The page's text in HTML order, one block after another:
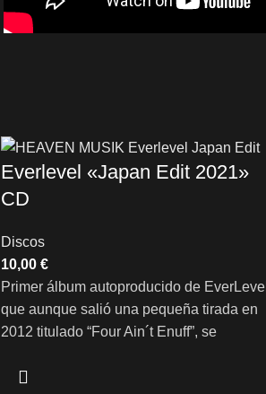
Everlevel «Japan Edit 2021»
CD
Discos
€
Primer álbum autoproducido de EverLevel
que aunque salió una pequeña tirada en
2012 titulado “Four Ain´t Enuff”, se
sin título, como la inicial e importante. Se